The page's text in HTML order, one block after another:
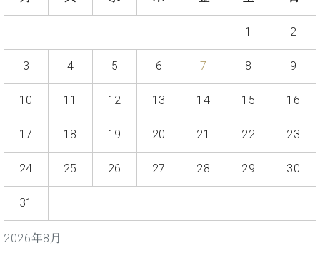
ラ
ト
C.
ヒ
ピ
ノ
コ
セ
ス
2026年8月
1 2
3 4 5 6 7 8 9
10 11 12 13 14 15 16
17 18 19 20 21 22 23
24 25 26 27 28 29 30
31